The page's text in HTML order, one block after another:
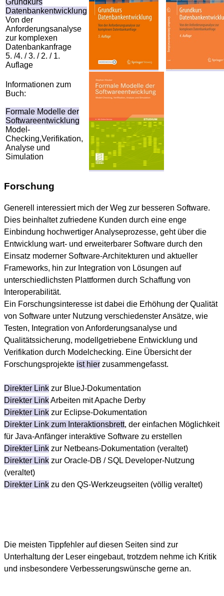
Datenbankentwicklung
Von der
Anforderungsanalyse
zur komplexen
Datenbankanfrage
5. /4. / 3. / 2. / 1.
Auflage
Informationen zum
Buch:
Formale Modelle der
Softwareentwicklung
Model-
Checking,Verifikation,
Analyse und
Simulation
Forschung
Generell interessiert mich der Weg zur besseren Software.
Dies beinhaltet zufriedene Kunden durch eine enge
Einbindung hochwertiger Analyseprozesse, geht über die
Entwicklung wart- und erweiterbarer Software durch den
Einsatz moderner Software-Architekturen und aktueller
Frameworks, hin zur Integration von Lösungen auf
unterschiedlichsten Plattformen durch Schaffung von
Interoperabilität.
Ein Forschungsinteresse ist dabei die Erhöhung der Qualität
von Software unter Nutzung verschiedenster Ansätze, wie
Testen, Integration von Anforderungsanalyse und
Qualitätssicherung, modellgetriebene Entwicklung und
Verifikation durch Modelchecking. Eine Übersicht der
Forschungsprojekte ist hier zusammengefasst.
Direkter Link zur BlueJ-Dokumentation
Direkter LinkArbeiten mit Apache Derby
Direkter Link zur Eclipse-Dokumentation
Direkter Link zum Interaktionsbrett, der einfachen Möglichkeit
für Java-Anfänger interaktive Software zu erstellen
Direkter Link zur Netbeans-Dokumentation (veraltet)
Direkter Link zur Oracle-DB / SQL Developer-Nutzung
(veraltet)
Direkter Link zu den QS-Werkzeugseiten (völlig veraltet)
Die meisten Tippfehler auf diesen Seiten sind zur
Unterhaltung der Leser eingebaut, trotzdem nehme ich Kritik
und insbesondere Verbesserungswünsche gerne an.